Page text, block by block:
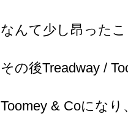
なんて少し昂った
その後Treadway /
Toomey & Coになり